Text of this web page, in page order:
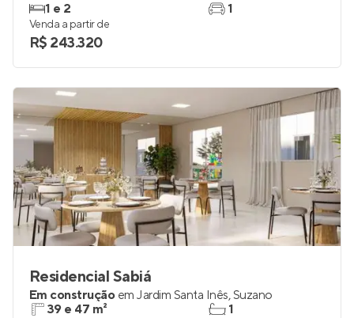
1 e 2
1
Venda a partir de
R$ 243.320
Residencial Sabiá
Em construção em Jardim Santa Inês,Suzano
39 e 47 m²
1